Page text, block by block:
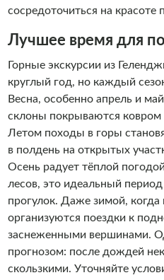
сосредоточиться на красоте
Лучшее время для
Горные экскурсии из
круглый год, но каждый
Весна, особенно апрель и
склоны покрываются ковром
Летом походы в горы
в полдень на открытых
Осень радует тёплой
лесов, это идеальный
прогулок. Даже зимой, когда
организуются поездки к
заснеженными вершинами.
прогнозом: после дождей
скользкими. Уточняйте